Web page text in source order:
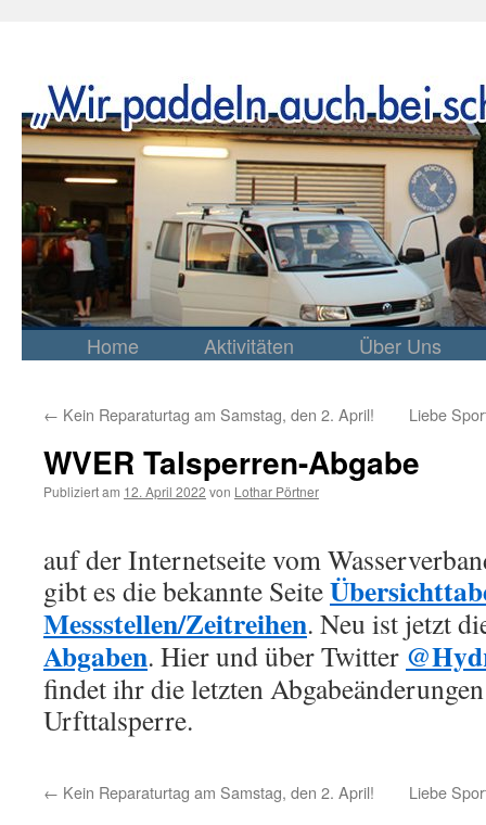
Springe
Inhalt
Home Aktivitäten Über Uns
← Kein Reparaturtag am Samstag, den 2. April! Liebe
WVER Talsperren-Abgabe
Publiziert am 12. April 2022 von Lothar Pörtner
auf der Internetseite vom
gibt es die bekannte Seite
Messstellen/Zeitreihen. Neu ist jetzt
Abgaben. Hier und über Twitter
findet ihr die letzten
Urfttalsperre.
← Kein Reparaturtag am Samstag, den 2. April! Liebe